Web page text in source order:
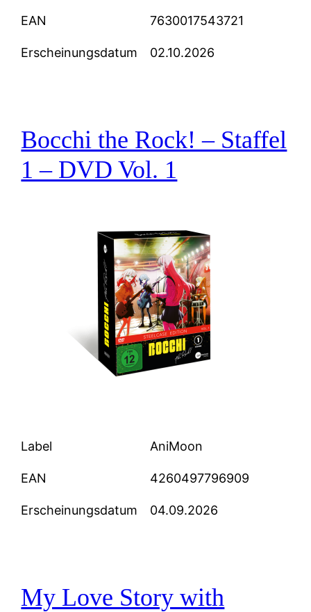
EAN 7630017543721
Erscheinungsdatum 02.10.2026
Bocchi the Rock! – Staffel
1 – DVD Vol. 1
Label AniMoon
EAN 4260497796909
Erscheinungsdatum 04.09.2026
My Love Story with